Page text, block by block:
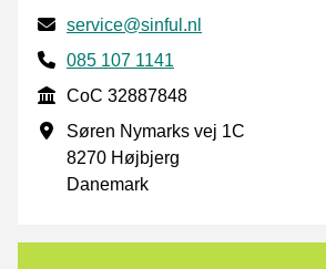
E-mail
service@sinful.nl
Phone number
085 107 1141
CoC
CoC 32887848
Adresse professionnelle
Søren Nymarks vej 1C
8270 Højbjerg
Danemark